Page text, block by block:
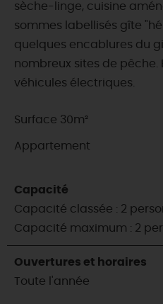
sèche-linge, cuisine
sommes labellisés gîte
quelques encablures du
nombreux sites de
véhicules électriques.
Surface 30m²
Appartement
Capacité
Capacité classée : 2
Capacité maximum : 2
Ouvertures et horaires
Toute l'année